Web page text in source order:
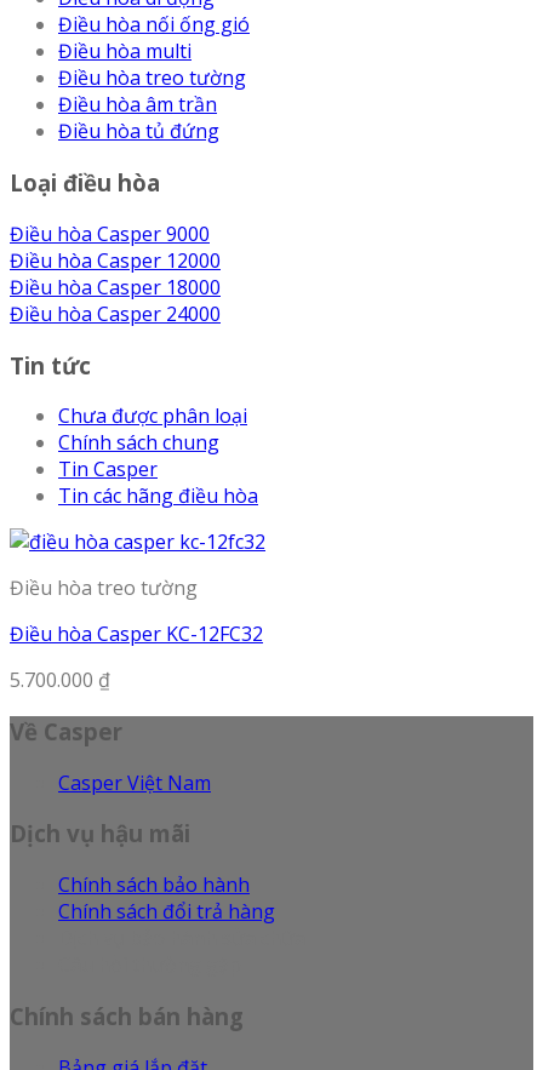
Điều hòa nối ống gió
Điều hòa multi
Điều hòa treo tường
Điều hòa âm trần
Điều hòa tủ đứng
Loại điều hòa
Điều hòa Casper 9000
Điều hòa Casper 12000
Điều hòa Casper 18000
Điều hòa Casper 24000
Tin tức
Chưa được phân loại
Chính sách chung
Tin Casper
Tin các hãng điều hòa
Điều hòa treo tường
Điều hòa Casper KC-12FC32
5.700.000 ₫
Về Casper
Casper Việt Nam
Dịch vụ hậu mãi
Chính sách bảo hành
Chính sách đổi trả hàng
Chính sách bán hàng